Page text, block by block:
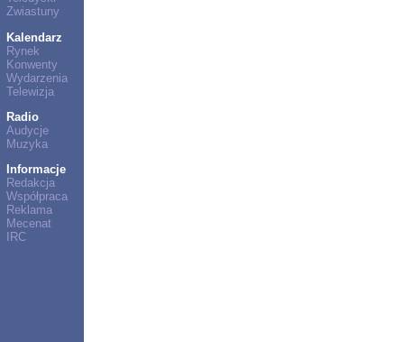
Zwiastuny
Kalendarz
Rynek
Konwenty
Wydarzenia
Telewizja
Radio
Audycje
Muzyka
Informacje
Redakcja
Współpraca
Reklama
Mecenat
IRC